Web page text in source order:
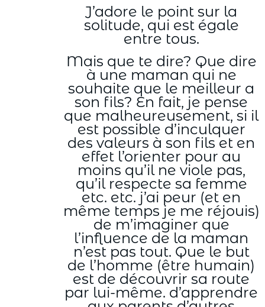
J’adore le point sur la
solitude, qui est égale
entre tous.
Mais que te dire? Que dire
à une maman qui ne
souhaite que le meilleur a
son fils? En fait, je pense
que malheureusement, si il
est possible d’inculquer
des valeurs à son fils et en
effet l’orienter pour au
moins qu’il ne viole pas,
qu’il respecte sa femme
etc. etc. j’ai peur (et en
même temps je me réjouis)
de m’imaginer que
l’influence de la maman
n’est pas tout. Que le but
de l’homme (être humain)
est de découvrir sa route
par lui-même. d’apprendre